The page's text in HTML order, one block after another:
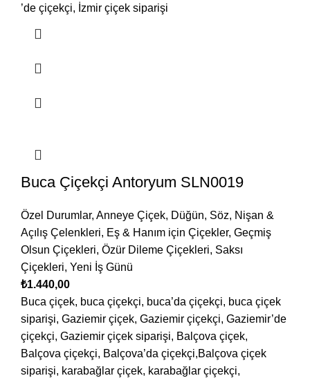
’de çiçekçi, İzmir çiçek siparişi
Buca Çiçekçi Antoryum SLN0019
Özel Durumlar, Anneye Çiçek, Düğün, Söz, Nişan &
Açılış Çelenkleri, Eş & Hanım için Çiçekler, Geçmiş
Olsun Çiçekleri, Özür Dileme Çiçekleri, Saksı
Çiçekleri, Yeni İş Günü
₺1.440,00
Buca çiçek, buca çiçekçi, buca’da çiçekçi, buca çiçek
siparişi, Gaziemir çiçek, Gaziemir çiçekçi, Gaziemir’de
çiçekçi, Gaziemir çiçek siparişi, Balçova çiçek,
Balçova çiçekçi, Balçova’da çiçekçi,Balçova çiçek
siparişi, karabağlar çiçek, karabağlar çiçekçi,